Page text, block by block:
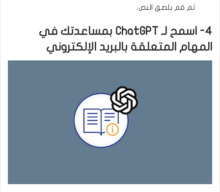
ثم قم بلصق النص.
4- اسمح لـ ChatGPT بمساعدتك في
المهام المتعلقة بالبريد الإلكتروني